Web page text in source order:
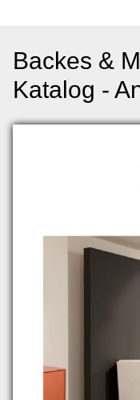
Backes &
Katalog -